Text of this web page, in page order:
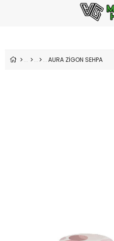
AURA ZİGON SEHPA